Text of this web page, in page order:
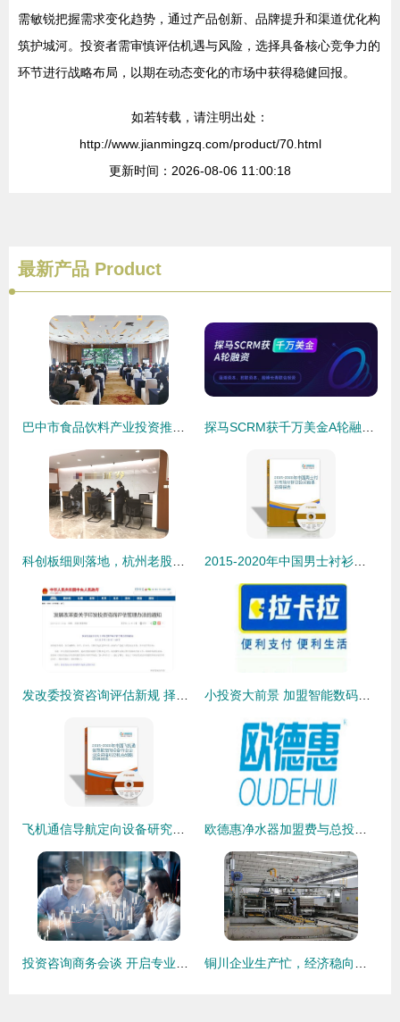
需敏锐把握需求变化趋势，通过产品创新、品牌提升和渠道优化构
筑护城河。投资者需审慎评估机遇与风险，选择具备核心竞争力的
环节进行战略布局，以期在动态变化的市场中获得稳健回报。
如若转载，请注明出处：
http://www.jianmingzq.com/product/70.html
更新时间：2026-08-06 11:00:18
最新产品 Product